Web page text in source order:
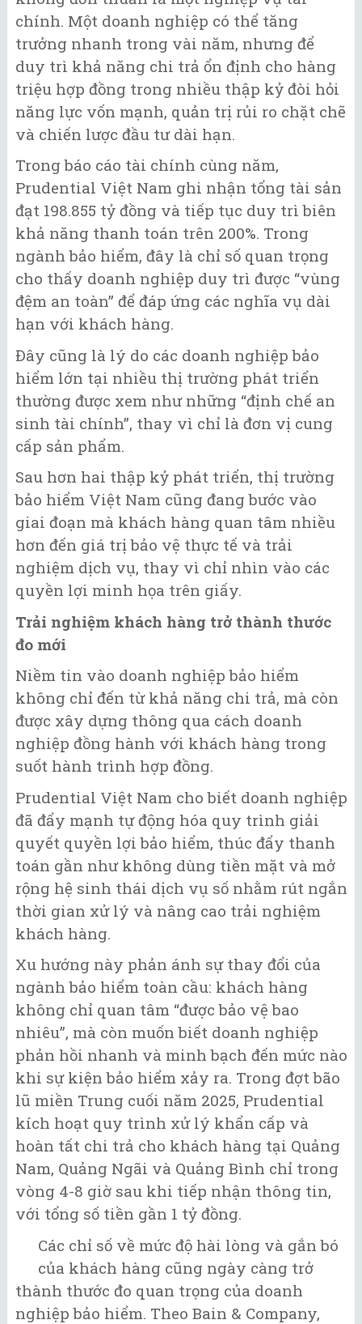
chính. Một doanh nghiệp có thể tăng
trưởng nhanh trong vài năm, nhưng để
duy trì khả năng chi trả ổn định cho hàng
triệu hợp đồng trong nhiều thập kỷ đòi hỏi
năng lực vốn mạnh, quản trị rủi ro chặt chẽ
và chiến lược đầu tư dài hạn.
Trong báo cáo tài chính cùng năm,
Prudential Việt Nam ghi nhận tổng tài sản
đạt 198.855 tỷ đồng và tiếp tục duy trì biên
khả năng thanh toán trên 200%. Trong
ngành bảo hiểm, đây là chỉ số quan trọng
cho thấy doanh nghiệp duy trì được “vùng
đệm an toàn” để đáp ứng các nghĩa vụ dài
hạn với khách hàng.
Đây cũng là lý do các doanh nghiệp bảo
hiểm lớn tại nhiều thị trường phát triển
thường được xem như những “định chế an
sinh tài chính”, thay vì chỉ là đơn vị cung
cấp sản phẩm.
Sau hơn hai thập kỷ phát triển, thị trường
bảo hiểm Việt Nam cũng đang bước vào
giai đoạn mà khách hàng quan tâm nhiều
hơn đến giá trị bảo vệ thực tế và trải
nghiệm dịch vụ, thay vì chỉ nhìn vào các
quyền lợi minh họa trên giấy.
Trải nghiệm khách hàng trở thành thước
đo mới
Niềm tin vào doanh nghiệp bảo hiểm
không chỉ đến từ khả năng chi trả, mà còn
được xây dựng thông qua cách doanh
nghiệp đồng hành với khách hàng trong
suốt hành trình hợp đồng.
Prudential Việt Nam cho biết doanh nghiệp
đã đẩy mạnh tự động hóa quy trình giải
quyết quyền lợi bảo hiểm, thúc đẩy thanh
toán gần như không dùng tiền mặt và mở
rộng hệ sinh thái dịch vụ số nhằm rút ngắn
thời gian xử lý và nâng cao trải nghiệm
khách hàng.
Xu hướng này phản ánh sự thay đổi của
ngành bảo hiểm toàn cầu: khách hàng
không chỉ quan tâm “được bảo vệ bao
nhiêu”, mà còn muốn biết doanh nghiệp
phản hồi nhanh và minh bạch đến mức nào
khi sự kiện bảo hiểm xảy ra. Trong đợt bão
lũ miền Trung cuối năm 2025, Prudential
kích hoạt quy trình xử lý khẩn cấp và
hoàn tất chi trả cho khách hàng tại Quảng
Nam, Quảng Ngãi và Quảng Bình chỉ trong
vòng 4-8 giờ sau khi tiếp nhận thông tin,
với tổng số tiền gần 1 tỷ đồng.
Các chỉ số về mức độ hài lòng và gắn bó
của khách hàng cũng ngày càng trở
thành thước đo quan trọng của doanh
nghiệp bảo hiểm. Theo Bain & Company,